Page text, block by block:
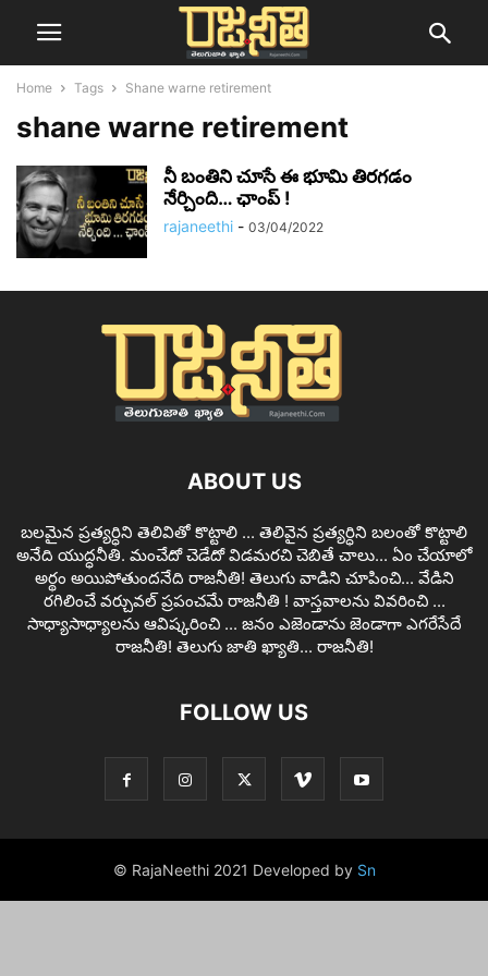
Home Tags Shane warne retirement
shane warne retirement
నీ బంతిని చూసే ఈ భూమి తిరగడం
నేర్చింది… ఛాంప్ !
rajaneethi - 03/04/2022
ABOUT US
బలమైన ప్రత్యర్ధిని తెలివితో కొట్టాలి ... తెలివైన ప్రత్యర్ధిని బలంతో కొట్టాలి
అనేది యుద్ధనీతి. మంచేదో చెడేదో విడమరచి చెబితే చాలు... ఏం చేయాలో
అర్థం అయిపోతుందనేది రాజనీతి! తెలుగు వాడిని చూపించి... వేడిని
రగిలించే వర్చువల్ ప్రపంచమే రాజనీతి ! వాస్తవాలను వివరించి ...
సాధ్యాసాధ్యాలను ఆవిష్కరించి ... జనం ఎజెండాను జెండాగా ఎగరేసేదే
రాజనీతి! తెలుగు జాతి ఖ్యాతి... రాజనీతి!
FOLLOW US
© RajaNeethi 2021 Developed by Sn